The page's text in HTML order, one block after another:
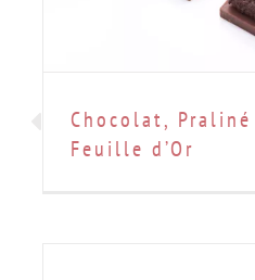
Chocolat,
Feuille d’Or